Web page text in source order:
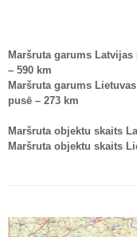
Maršruta garums Latvijas
– 590 km
Maršruta garums Lietuvas
pusē – 273 km
Maršruta objektu skaits
Maršruta objektu skaits